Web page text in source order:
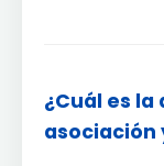
¿Cuál es
asociación